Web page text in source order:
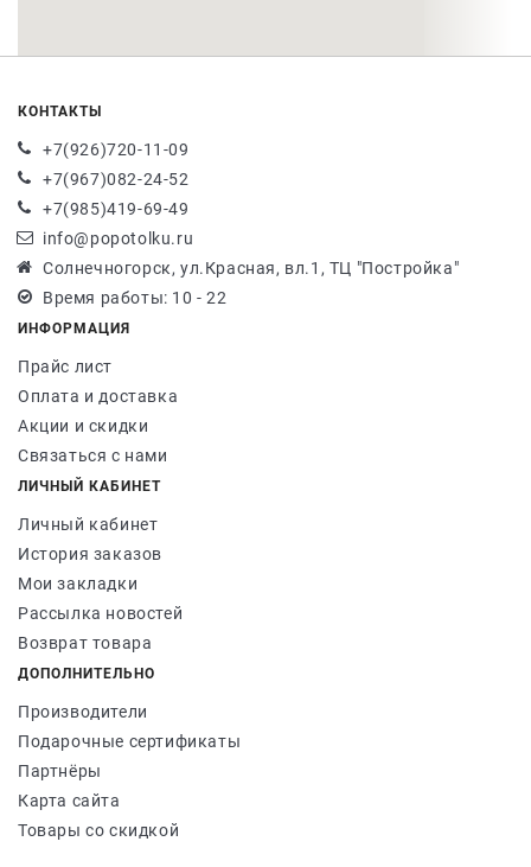
КОНТАКТЫ
+7(926)720-11-09
+7(967)082-24-52
+7(985)419-69-49
info@popotolku.ru
Солнечногорск, ул.Красная, вл.1, ТЦ "Постройка"
Время работы: 10 - 22
ИНФОРМАЦИЯ
Прайс лист
Оплата и доставка
Акции и скидки
Связаться с нами
ЛИЧНЫЙ КАБИНЕТ
Личный кабинет
История заказов
Мои закладки
Рассылка новостей
Возврат товара
ДОПОЛНИТЕЛЬНО
Производители
Подарочные сертификаты
Партнёры
Карта сайта
Товары со скидкой